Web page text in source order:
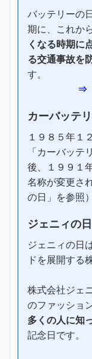
バッテリーの
期に、これか
くなる時期に
る交通事故を
す。
⇒
カーバッテ
１９８５年１
「カーバッテ
後、１９９１
名称が変更さ
の日」を参照）
ジェニィの日
ジェニィの日
ドを展開する
株式会社ジェ
のファッショ
多くの人に知
記念日です。